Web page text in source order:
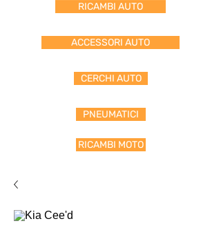
RICAMBI AUTO
ACCESSORI AUTO
CERCHI AUTO
PNEUMATICI
RICAMBI MOTO